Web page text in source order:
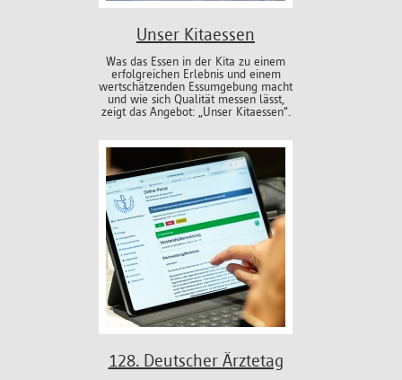
Unser Kitaessen
Was das Essen in der Kita zu einem
erfolgreichen Erlebnis und einem
wertschätzenden Essumgebung macht
und wie sich Qualität messen lässt,
zeigt das Angebot: „Unser Kitaessen“.
128. Deutscher Ärztetag